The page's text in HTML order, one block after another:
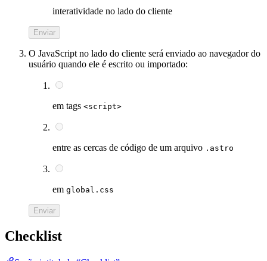
interatividade no lado do cliente
Enviar
O JavaScript no lado do cliente será enviado ao navegador do
usuário quando ele é escrito ou importado:
em tags <script>
entre as cercas de código de um arquivo .astro
em global.css
Enviar
Checklist